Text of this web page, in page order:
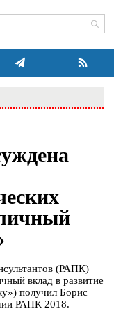
(РАПК)
вклад в развитие
получил Борис
РАПК 2018.